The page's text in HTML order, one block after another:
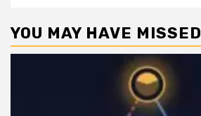
YOU MAY HAVE MISSED